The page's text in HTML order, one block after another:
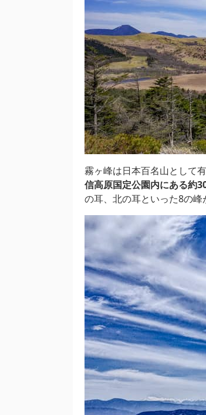
霧ヶ峰は日本百名山として
信高原国定公園内にある約
の耳、北の耳といった8の峰